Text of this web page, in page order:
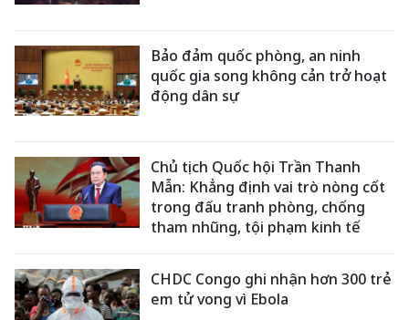
Bảo đảm quốc phòng, an ninh
quốc gia song không cản trở hoạt
động dân sự
Chủ tịch Quốc hội Trần Thanh
Mẫn: Khẳng định vai trò nòng cốt
trong đấu tranh phòng, chống
tham nhũng, tội phạm kinh tế
CHDC Congo ghi nhận hơn 300 trẻ
em tử vong vì Ebola